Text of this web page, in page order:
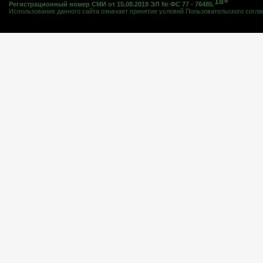
Регистрационный номер СМИ от 15.08.2019 ЭЛ № ФС 77 - 76485.
Использование данного сайта означает принятие условий Пользовательского